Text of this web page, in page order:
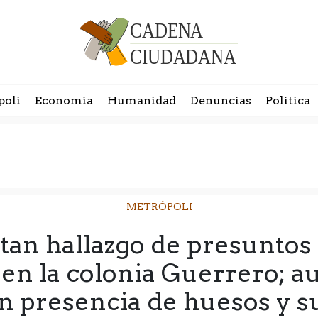
Economía Humanidad Denuncias Política
METRÓPOLI
hallazgo de
la colonia Guerrero;
presencia de huesos y